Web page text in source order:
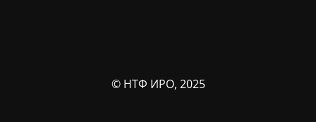
© НТФ ИРО, 2025